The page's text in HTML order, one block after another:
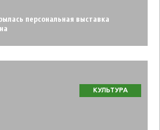
персональная выставка
КУЛЬТУРА